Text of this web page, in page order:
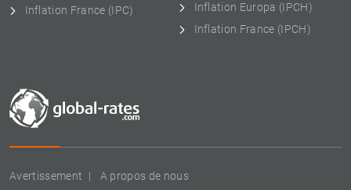
Avertissement A propos de nous
Inflation France (IPC)
Inflation Europa (IPCH)
Inflation France (IPCH)